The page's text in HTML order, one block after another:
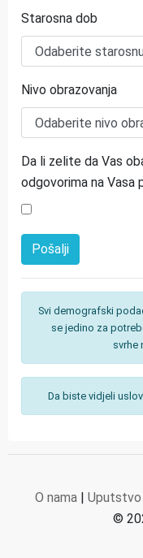
Starosna dob
Nivo obrazovanja
Da li zelite da Vas
odgovorima na Vasa
Svi demografski
se jedino za
svrhe
Da biste vidjeli
O nama | Uputstvo
©